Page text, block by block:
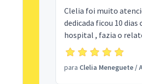
Clelia foi muito
dedicada ficou 10 dias
hospital , fazia o
diariamente, não
fazerem qualquer tipo
falar com a família
para Clelia Meneguete/